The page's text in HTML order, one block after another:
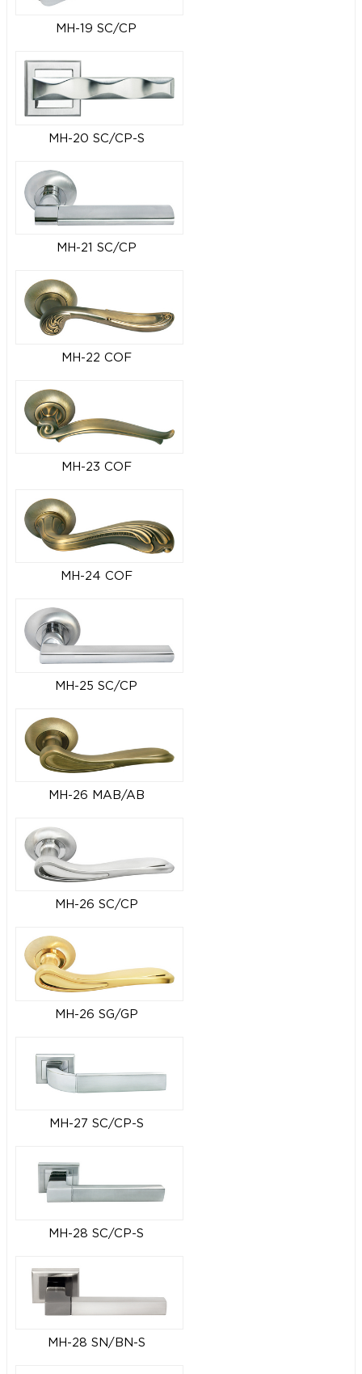
MH-19 SC/CP
MH-20 SC/CP-S
MH-21 SC/CP
MH-22 COF
MH-23 COF
MH-24 COF
MH-25 SC/CP
MH-26 MAB/AB
MH-26 SC/CP
MH-26 SG/GP
MH-27 SC/CP-S
MH-28 SC/CP-S
MH-28 SN/BN-S